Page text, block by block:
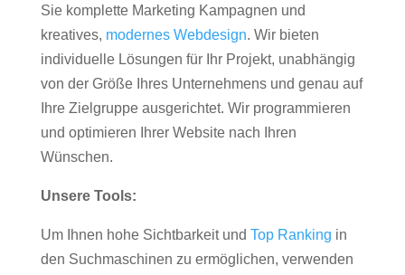
Sie komplette Marketing Kampagnen und
kreatives, modernes Webdesign. Wir bieten
individuelle Lösungen für Ihr Projekt, unabhängig
von der Größe Ihres Unternehmens und genau auf
Ihre Zielgruppe ausgerichtet. Wir programmieren
und optimieren Ihrer Website nach Ihren
Wünschen.
Unsere Tools:
Um Ihnen hohe Sichtbarkeit und Top Ranking in
den Suchmaschinen zu ermöglichen, verwenden